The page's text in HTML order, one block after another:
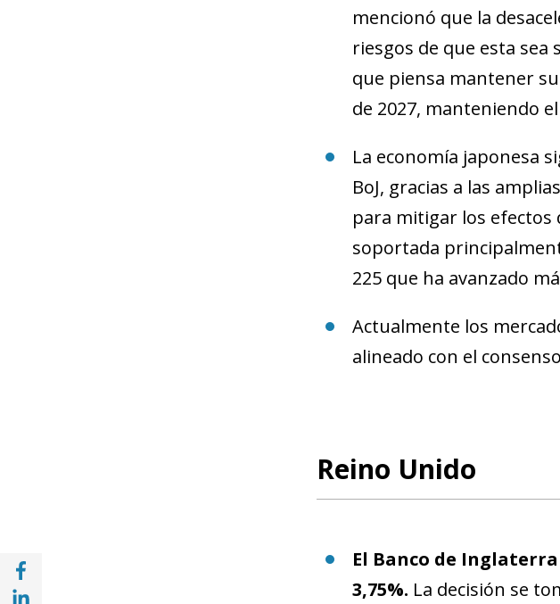
Share with Facebook (opens in a new window)
Share with with Linkedin (opens in a new window)
mencionó que la
riesgos de que esta
que piensa mantener
de 2027, manteniendo
La economía japonesa
BoJ, gracias a las
para mitigar los efectos
soportada
225 que ha avanzado
Actualmente los
alineado con el
Reino Unido
El Banco de
3,75%. La decisión se